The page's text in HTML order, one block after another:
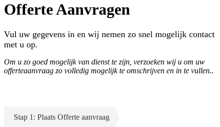
Offerte Aanvragen
Vul uw gegevens in en wij nemen zo snel mogelijk contact
met u op.
Om u zo goed mogelijk van dienst te zijn, verzoeken wij u om uw
offerteaanvraag zo volledig mogelijk te omschrijven en in te vullen..
Stap 1: Plaats Offerte aanvraag